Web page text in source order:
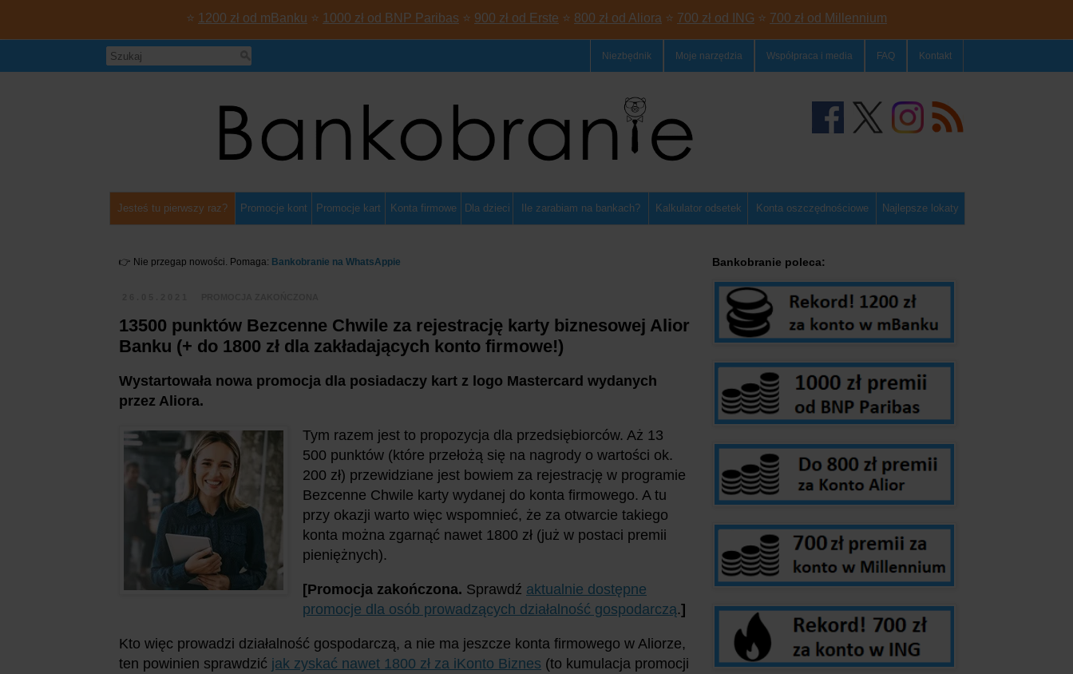
⭐ 1200 zł od mBanku ⭐ 1000 zł od BNP Paribas ⭐ 900 zł od Erste ⭐ 800 zł od Aliora ⭐ 700 zł od ING ⭐ 700 zł od Millennium
Niezbędnik Moje narzędzia Współpraca i media FAQ Kontakt
Jesteś tu pierwszy raz? Promocje kont Promocje kart Konta firmowe Dla dzieci Ile zarabiam na bankach? Kalkulator odsetek Konta oszczędnościowe Najlepsze lokaty
👉 Nie przegap nowości. Pomaga: Bankobranie na WhatsAppie
13500 punktów Bezcenne Chwile za rejestrację karty biznesowej Alior
Banku (+ do 1800 zł dla zakładających konto firmowe!)
Wystartowała nowa promocja dla posiadaczy kart z logo Mastercard wydanych
przez Aliora.
Tym razem jest to propozycja dla przedsiębiorców. Aż 13
500 punktów (które przełożą się na nagrody o wartości ok.
200 zł) przewidziane jest bowiem za rejestrację w programie
Bezcenne Chwile karty wydanej do konta firmowego. A tu
przy okazji warto więc wspomnieć, że za otwarcie takiego
konta można zgarnąć nawet 1800 zł (już w postaci premii
pieniężnych).
[Promocja zakończona. Sprawdź aktualnie dostępne
promocje dla osób prowadzących działalność gospodarczą.]
Kto więc prowadzi działalność gospodarczą, a nie ma jeszcze konta firmowego w Aliorze,
ten powinien sprawdzić jak zyskać nawet 1800 zł za iKonto Biznes (to kumulacja promocji
Bankobranie poleca: